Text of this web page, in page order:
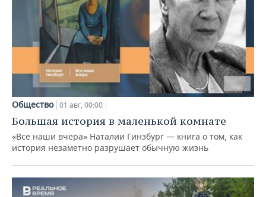
Общество 01 авг, 00:00
Большая история в маленькой комнате
«Все наши вчера» Наталии Гинзбург — книга о том, как
история незаметно разрушает обычную жизнь